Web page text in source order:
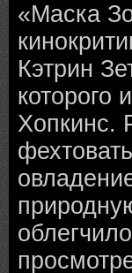
«Маска
Кэтрин
которого
Хопкинс.